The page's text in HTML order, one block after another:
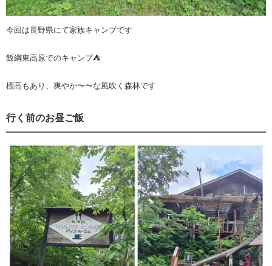
今回は長野県にて家族キャンプです
飯綱東高原でのキャンプ⛺️
標高もあり、爽やか〜〜な風吹く森林です
行く前のお昼ご飯